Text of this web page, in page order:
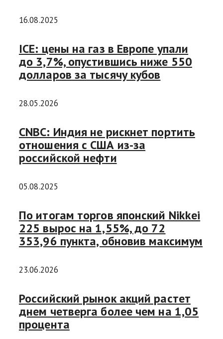
16.08.2025
ICE: цены на газ в Европе упали
до 3,7%, опустившись ниже 550
долларов за тысячу кубов
28.05.2026
CNBC: Индия не рискнет портить
отношения с США из-за
российской нефти
05.08.2025
По итогам торгов японский Nikkei
225 вырос на 1,55%, до 72
353,96 пункта, обновив максимум
23.06.2026
Российский рынок акций растет
днем четверга более чем на 1,05
процента